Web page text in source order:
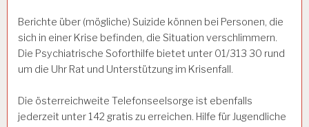
Berichte über (mögliche) Suizide können bei Personen, die
sich in einer Krise befinden, die Situation verschlimmern.
Die Psychiatrische Soforthilfe bietet unter 01/313 30 rund
um die Uhr Rat und Unterstützung im Krisenfall.
Die österreichweite Telefonseelsorge ist ebenfalls
jederzeit unter 142 gratis zu erreichen. Hilfe für Jugendliche